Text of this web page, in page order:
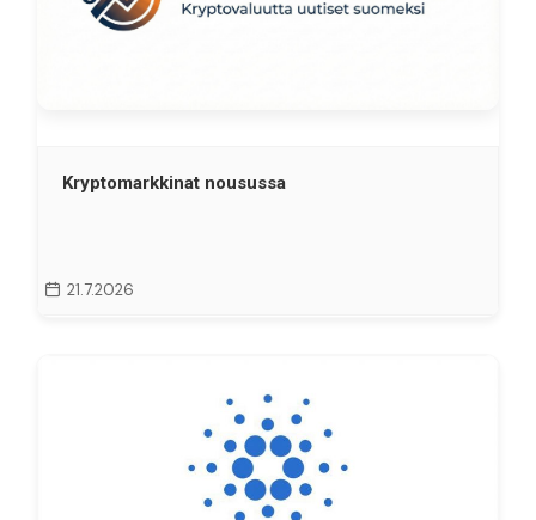
Kryptomarkkinat nousussa
21.7.2026